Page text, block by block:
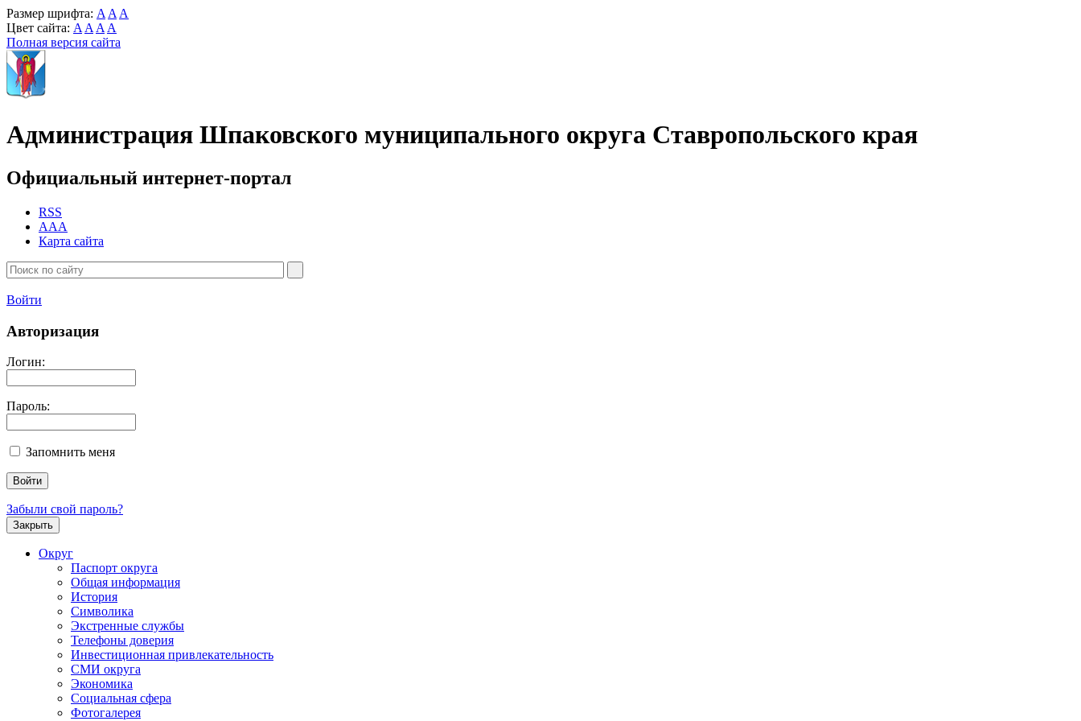
Размер шрифта: A A A
Цвет сайта: A A A A
Полная версия сайта
Администрация Шпаковского муниципального округа Ставропольского края
Официальный интернет-портал
RSS
AAA
Карта сайта
Войти
Авторизация
Логин:
Пароль:
Запомнить меня
Забыли свой пароль?
Закрыть
Округ
Паспорт округа
Общая информация
История
Символика
Экстренные службы
Телефоны доверия
Инвестиционная привлекательность
СМИ округа
Экономика
Социальная сфера
Фотогалерея